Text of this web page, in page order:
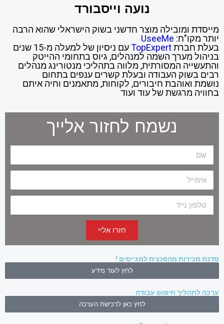
נועה וייסבורד
מייסדת ומובילה מוצר חדשני בשוק הישראלי שהוא הרבה
יותר מקו"ח: UseeMe
בעלת חברתTopExpert
עם ניסיון של למעלה מ-15 שנים
בניהול מערך השמה למנהלים, גיוס בתחומי ההייטק
והתעשייה המסורתית, מלווה בתהליכי מנטורינג מנהלים
רבים בשוק העבודה ובעלת קשרים ענפים בתחום
נושמת ואוהבת חיבורים, לקוחות, מתאמנים וחיה איתם
בחוויה מרגשת של עוד ועוד
נשמח לחזור אלייך
חזרו אליי
סדנת מכירות מהפכנית למגייסים !
לחץ לעוד מידע
ערכה לתהליך חיפוש עבודה
לחץ כאן לרכישת הערכה